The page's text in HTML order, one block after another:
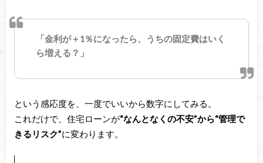
「金利が＋1％になったら、うちの固定費はいく
ら増える？」
という感応度を、一度でいいから数字にしてみる。
これだけで、住宅ローンが“なんとなくの不安”から“管理で
きるリスク”に変わります。